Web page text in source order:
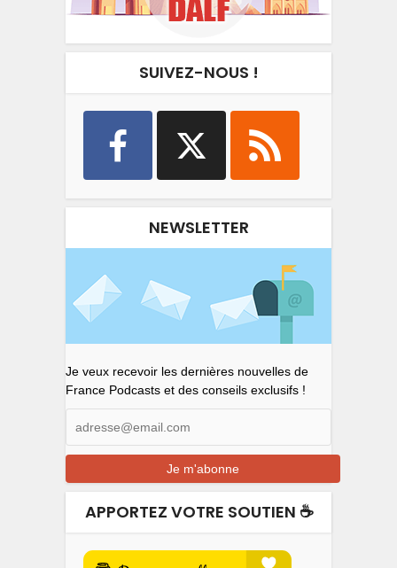
SUIVEZ-NOUS !
NEWSLETTER
Je veux recevoir les dernières nouvelles de
France Podcasts et des conseils exclusifs !
APPORTEZ VOTRE SOUTIEN ☕️